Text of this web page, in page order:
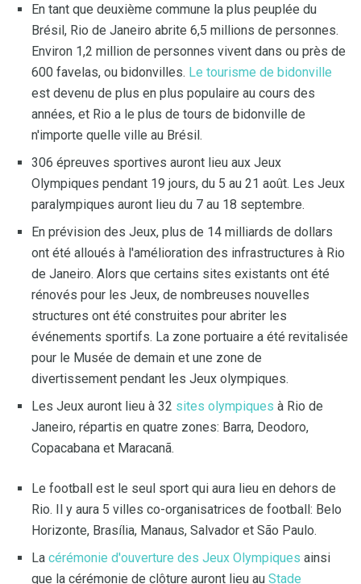
En tant que deuxième commune la plus peuplée du
Brésil, Rio de Janeiro abrite 6,5 millions de personnes.
Environ 1,2 million de personnes vivent dans ou près de
600 favelas, ou bidonvilles. Le tourisme de bidonville
est devenu de plus en plus populaire au cours des
années, et Rio a le plus de tours de bidonville de
n'importe quelle ville au Brésil.
306 épreuves sportives auront lieu aux Jeux
Olympiques pendant 19 jours, du 5 au 21 août. Les Jeux
paralympiques auront lieu du 7 au 18 septembre.
En prévision des Jeux, plus de 14 milliards de dollars
ont été alloués à l'amélioration des infrastructures à Rio
de Janeiro. Alors que certains sites existants ont été
rénovés pour les Jeux, de nombreuses nouvelles
structures ont été construites pour abriter les
événements sportifs. La zone portuaire a été revitalisée
pour le Musée de demain et une zone de
divertissement pendant les Jeux olympiques.
Les Jeux auront lieu à 32 sites olympiques à Rio de
Janeiro, répartis en quatre zones: Barra, Deodoro,
Copacabana et Maracanã.
Le football est le seul sport qui aura lieu en dehors de
Rio. Il y aura 5 villes co-organisatrices de football: Belo
Horizonte, Brasília, Manaus, Salvador et São Paulo.
La cérémonie d'ouverture des Jeux Olympiques ainsi
que la cérémonie de clôture auront lieu au Stade